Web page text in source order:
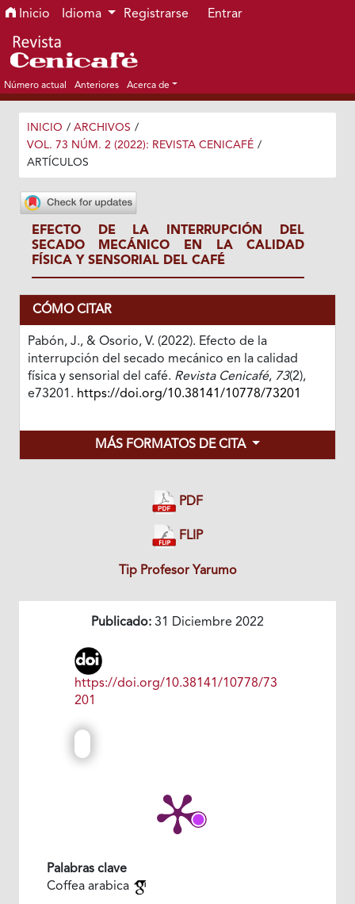
Ir al menú de navegación principal
Ir al contenido principal
Ir al pie de página del sitio
Inicio Idioma Registrarse Entrar
Número actual Anteriores Acerca de
INICIO / ARCHIVOS /
VOL. 73 NÚM. 2 (2022): REVISTA CENICAFÉ /
ARTÍCULOS
EFECTO DE LA INTERRUPCIÓN DEL
SECADO MECÁNICO EN LA CALIDAD
FÍSICA Y SENSORIAL DEL CAFÉ
CÓMO CITAR
Pabón, J., & Osorio, V. (2022). Efecto de la
interrupción del secado mecánico en la calidad
física y sensorial del café. Revista Cenicafé, 73(2),
e73201. https://doi.org/10.38141/10778/73201
MÁS FORMATOS DE CITA
PDF
FLIP
Tip Profesor Yarumo
Publicado: 31 Diciembre 2022
https://doi.org/10.38141/10778/73
201
Palabras clave
Coffea arabica